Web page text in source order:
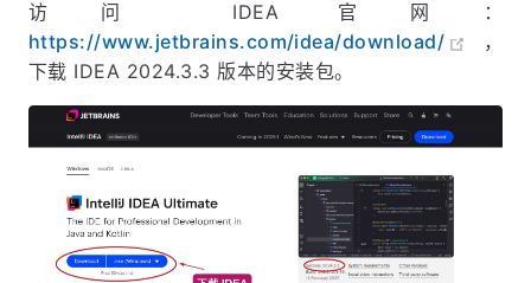
访问 IDEA 官网：
https://www.jetbrains.com/idea/download/
，
下载 IDEA 2024.3.3 版本的安装包。